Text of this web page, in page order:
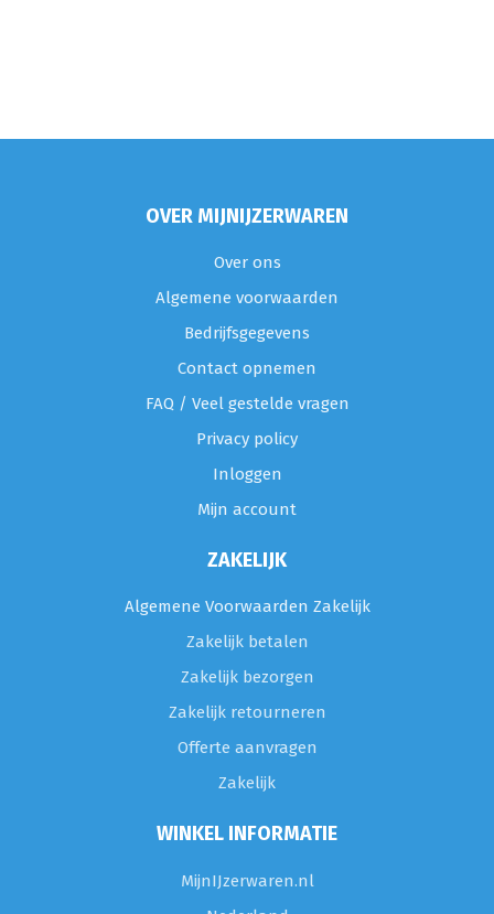
OVER MIJNIJZERWAREN
Over ons
Algemene voorwaarden
Bedrijfsgegevens
Contact opnemen
FAQ / Veel gestelde vragen
Privacy policy
Inloggen
Mijn account
ZAKELIJK
Algemene Voorwaarden Zakelijk
Zakelijk betalen
Zakelijk bezorgen
Zakelijk retourneren
Offerte aanvragen
Zakelijk
WINKEL INFORMATIE
MijnIJzerwaren.nl